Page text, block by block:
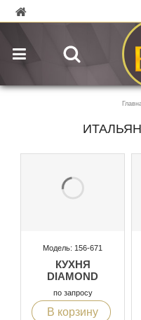
Модель: 156-671
КУХНЯ
DIAMOND
по запросу
В корзину